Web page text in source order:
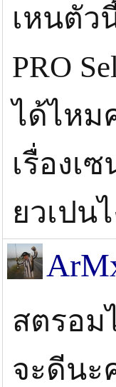
เหนตัว
PRO
ได้ไหม
เรื่องเ
ยวเปน
สตรอม
จะดีนะ